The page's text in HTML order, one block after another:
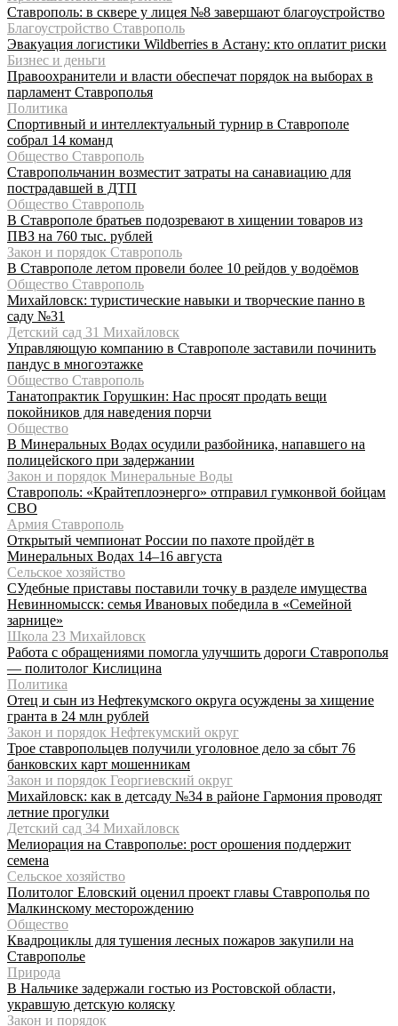
Ставрополь: в сквере у лицея №8 завершают благоустройство
Благоустройство Ставрополь
Эвакуация логистики Wildberries в Астану: кто оплатит риски
Бизнес и деньги
Правоохранители и власти обеспечат порядок на выборах в
парламент Ставрополья
Политика
Спортивный и интеллектуальный турнир в Ставрополе
собрал 14 команд
Общество Ставрополь
Ставропольчанин возместит затраты на санавиацию для
пострадавшей в ДТП
Общество Ставрополь
В Ставрополе братьев подозревают в хищении товаров из
ПВЗ на 760 тыс. рублей
Закон и порядок Ставрополь
В Ставрополе летом провели более 10 рейдов у водоёмов
Общество Ставрополь
Михайловск: туристические навыки и творческие панно в
саду №31
Детский сад 31 Михайловск
Управляющую компанию в Ставрополе заставили починить
пандус в многоэтажке
Общество Ставрополь
Танатопрактик Горушкин: Нас просят продать вещи
покойников для наведения порчи
Общество
В Минеральных Водах осудили разбойника, напавшего на
полицейского при задержании
Закон и порядок Минеральные Воды
Ставрополь: «Крайтеплоэнерго» отправил гумконвой бойцам
СВО
Армия Ставрополь
Открытый чемпионат России по пахоте пройдёт в
Минеральных Водах 14–16 августа
Сельское хозяйство
СУдебные приставы поставили точку в разделе имущества
Невинномысск: семья Ивановых победила в «Семейной
зарнице»
Школа 23 Михайловск
Работа с обращениями помогла улучшить дороги Ставрополья
— политолог Кислицина
Политика
Отец и сын из Нефтекумского округа осуждены за хищение
гранта в 24 млн рублей
Закон и порядок Нефтекумский округ
Трое ставропольцев получили уголовное дело за сбыт 76
банковских карт мошенникам
Закон и порядок Георгиевский округ
Михайловск: как в детсаду №34 в районе Гармония проводят
летние прогулки
Детский сад 34 Михайловск
Мелиорация на Ставрополье: рост орошения поддержит
семена
Сельское хозяйство
Политолог Еловский оценил проект главы Ставрополья по
Малкинскому месторождению
Общество
Квадроциклы для тушения лесных пожаров закупили на
Ставрополье
Природа
В Нальчике задержали гостью из Ростовской области,
укравшую детскую коляску
Закон и порядок